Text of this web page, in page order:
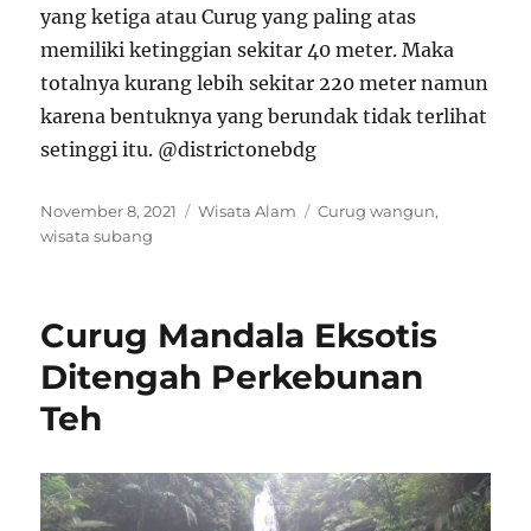
yang ketiga atau Curug yang paling atas
memiliki ketinggian sekitar 40 meter. Maka
totalnya kurang lebih sekitar 220 meter namun
karena bentuknya yang berundak tidak terlihat
setinggi itu. @districtonebdg
Posted
on
November 8, 2021 Categories
Wisata Alam Tags
Curug wangun,
wisata subang
Curug Mandala Eksotis
Ditengah Perkebunan
Teh